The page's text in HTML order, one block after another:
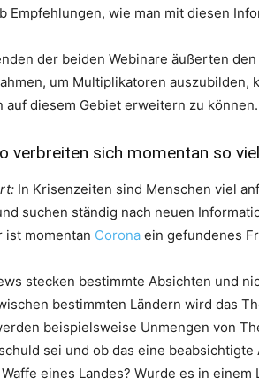
Empfehlungen, wie man mit diesen
der beiden Webinare äußerten
um Multiplikatoren auszubilden,
auf diesem Gebiet erweitern zu können.
verbreiten sich momentan so
In Krisenzeiten sind Menschen viel
suchen ständig nach neuen
ist momentan Corona ein gefundenes
stecken bestimmte Absichten und
bestimmten Ländern wird das
beispielsweise Unmengen von
sei und ob das eine
eines Landes? Wurde es in